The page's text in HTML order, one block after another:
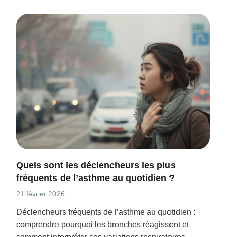
Quels sont les déclencheurs les plus
fréquents de l’asthme au quotidien ?
21 février 2026
Déclencheurs fréquents de l’asthme au quotidien :
comprendre pourquoi les bronches réagissent et